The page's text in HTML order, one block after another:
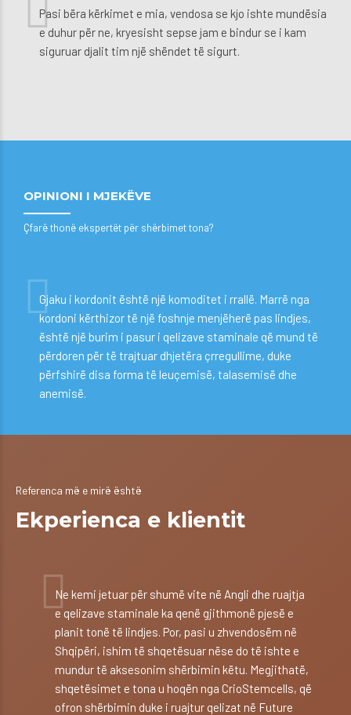
Pasi bëra kërkimet e mia, vendosa se kjo ishte mundësia
e duhur për ne, kryesisht sepse jam e bindur se i kam
siguruar djalit tim një shëndet të sigurt.
OPINIONI I MJEKËVE
Çfarë thonë ekspertët për shërbimet tona?
Gjaku i kordonit është një komoditet i rrallë. Marrë nga
kordoni kërthizor të një foshnje menjëherë pas lindjes,
është një burim i pasur i qelizave staminale që mund të
përdoren për të trajtuar dhjetëra çrregullime, duke
përfshirë disa forma të leuçemisë, talasemisë dhe
anemisë.
Referenca më e mirë është
Ekperienca e klientit
Ne kemi jetuar për shumë vite në Angli dhe ruajtja
e qelizave staminale ka qenë gjithmonë pjesë e
planit tonë të lindjes. Por, pasi u zhvendosëm në
Shqipëri, ishim të shqetësuar nëse do të ishte e
mundur të aksesonim shërbimin këtu. Megjithatë,
shqetësimet e tona u hoqën nga CrioStemcells, që
ofron shërbimin duke i ruajtur qelizat në Future